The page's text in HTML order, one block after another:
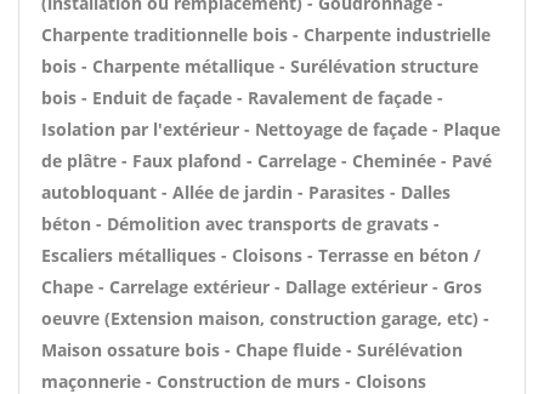
Charpente traditionnelle bois - Charpente industrielle
bois - Charpente métallique - Surélévation structure
bois - Enduit de façade - Ravalement de façade -
Isolation par l'extérieur - Nettoyage de façade - Plaque
de plâtre - Faux plafond - Carrelage - Cheminée - Pavé
autobloquant - Allée de jardin - Parasites - Dalles
béton - Démolition avec transports de gravats -
Escaliers métalliques - Cloisons - Terrasse en béton /
Chape - Carrelage extérieur - Dallage extérieur - Gros
oeuvre (Extension maison, construction garage, etc) -
Maison ossature bois - Chape fluide - Surélévation
maçonnerie - Construction de murs - Cloisons